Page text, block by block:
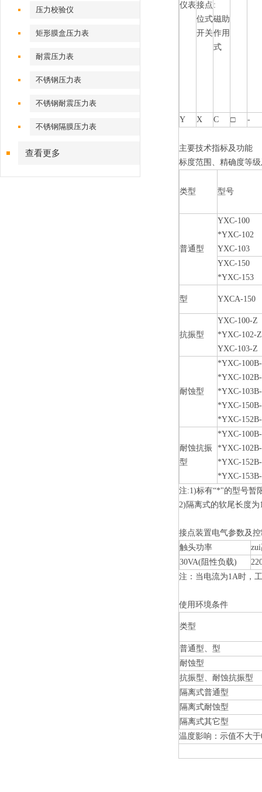
压力校验仪
矩形膜盒压力表
耐震压力表
不锈钢压力表
不锈钢耐震压力表
不锈钢隔膜压力表
查看更多
仪表接点
位式
开关
:
磁助
作用
式
Y X C □ -
主要技术指标及功能
标度范围、精确度等
类型 型号
普通型
YXC-100
*YXC-102
YXC-103
YXC-150
*YXC-153
型 YXCA-150
抗振型
YXC-100-Z
*YXC-102-Z
YXC-103-Z
耐蚀型
*YXC-
*YXC-
*YXC-
*YXC-
*YXC-
耐蚀抗振
型
*YXC-
*YXC-
*YXC-
*YXC-
注:1)标有“*"的型号暂
2)隔离式的软尾长度
接点装置电气参数及
触头功率
30VA(阻性负载)
注：当电流为1A时，
使用环境条件
类型
普通型、型
耐蚀型
抗振型、耐蚀抗振型
隔离式普通型
隔离式耐蚀型
隔离式其它型
温度影响：示值不大于